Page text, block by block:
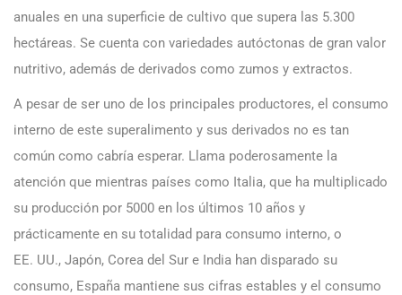
anuales en una superficie de cultivo que supera las 5.300
hectáreas. Se cuenta con variedades autóctonas de gran valor
nutritivo, además de derivados como zumos y extractos.
A pesar de ser uno de los principales productores, el consumo
interno de este superalimento y sus derivados no es tan
común como cabría esperar. Llama poderosamente la
atención que mientras países como Italia, que ha multiplicado
su producción por 5000 en los últimos 10 años y
prácticamente en su totalidad para consumo interno, o
EE. UU., Japón, Corea del Sur e India han disparado su
consumo, España mantiene sus cifras estables y el consumo